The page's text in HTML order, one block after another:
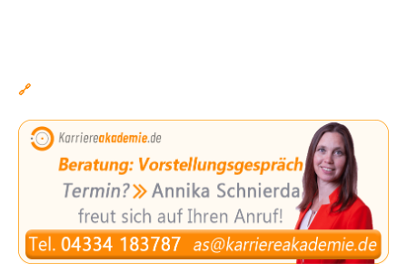
🔗